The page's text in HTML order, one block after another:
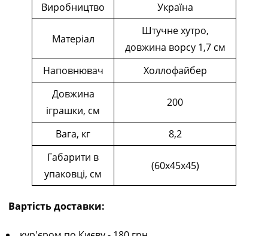
Виробництво Україна
Матеріал
Штучне хутро,
довжина ворсу 1,7 см
Наповнювач
Холлофайбер
Довжина
іграшки, см
200
Вага, кг
8,2
Габарити в
упаковці, см
(60х45х45)
Вартість доставки: